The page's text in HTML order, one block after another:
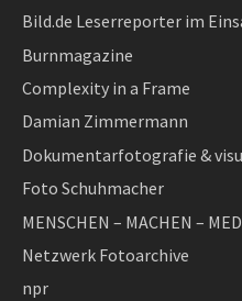
Bild.de Leserreporter im
Burnmagazine
Complexity in a Frame
Damian Zimmermann
Dokumentarfotografie &
Foto Schuhmacher
MENSCHEN – MACHEN –
Netzwerk Fotoarchive
npr